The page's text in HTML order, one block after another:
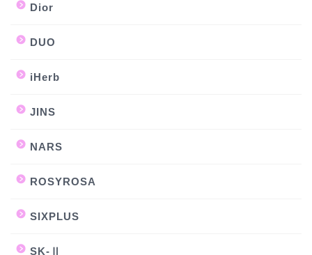
Dior
DUO
iHerb
JINS
NARS
ROSYROSA
SIXPLUS
SK-Ⅱ